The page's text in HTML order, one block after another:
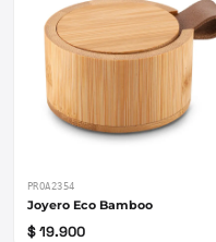
PROA2354
Joyero Eco Bamboo
$ 19.900